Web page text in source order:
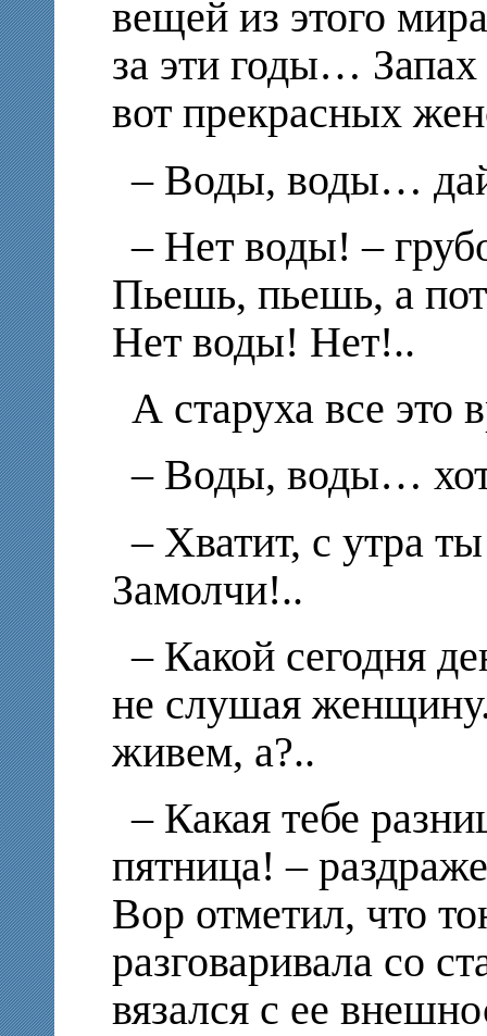
вещей из этого
за эти годы…
вот прекрасных
– Воды, воды…
– Нет воды! –
Пьешь, пьешь, а
Нет воды! Нет!..
А старуха все это
– Воды, воды…
– Хватит, с утра
Замолчи!..
– Какой сегодня
не слушая
живем, а?..
– Какая тебе
пятница! –
Вор отметил, что
разговаривала со
вязался с ее